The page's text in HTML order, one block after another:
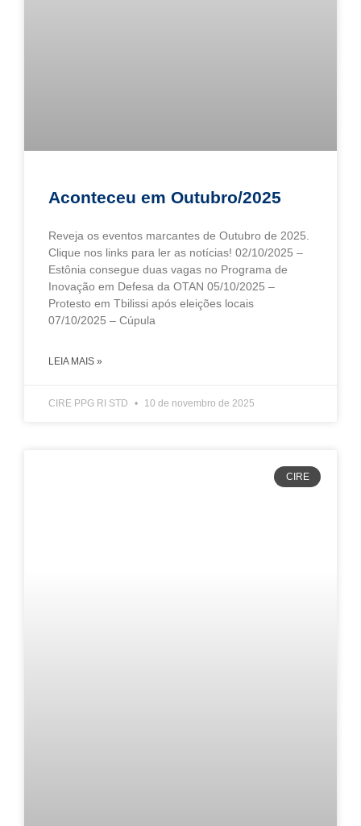
Aconteceu em Outubro/2025
Reveja os eventos marcantes de Outubro de 2025.
Clique nos links para ler as notícias! 02/10/2025 –
Estônia consegue duas vagas no Programa de
Inovação em Defesa da OTAN 05/10/2025 –
Protesto em Tbilissi após eleições locais
07/10/2025 – Cúpula
LEIA MAIS »
CIRE PPG RI STD 10 de novembro de 2025
CIRE